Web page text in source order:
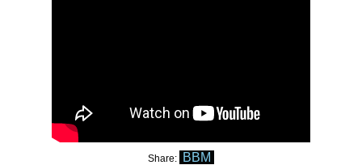
Share: BBM